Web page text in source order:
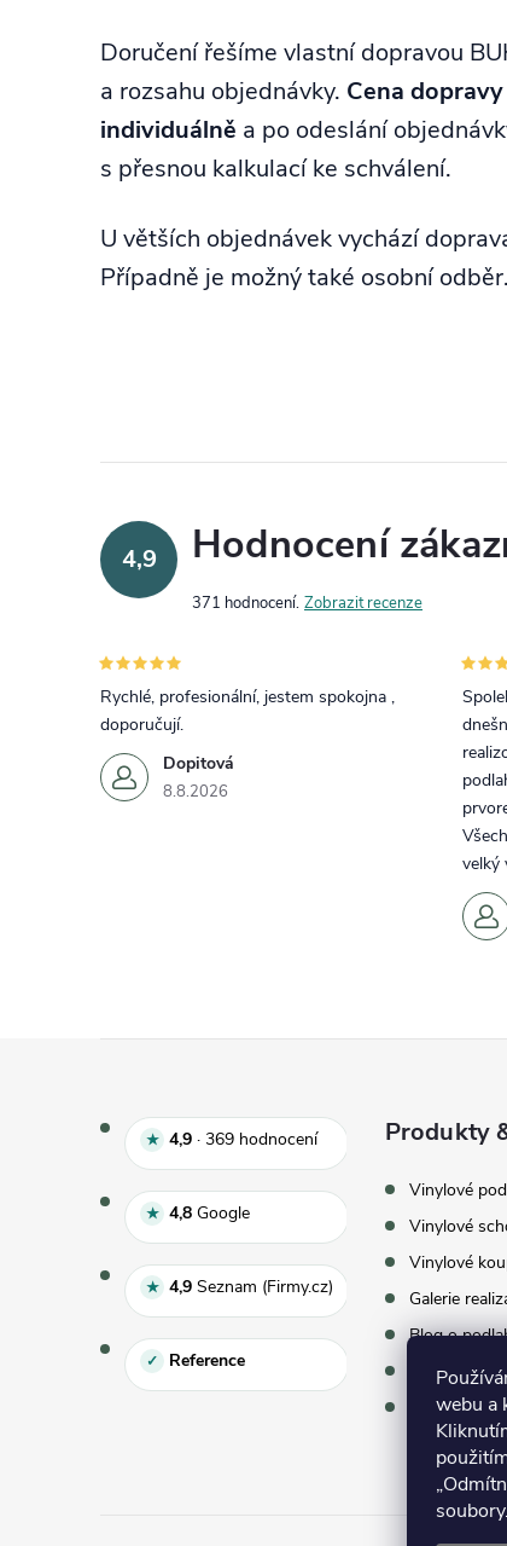
webu a
Doručení řešíme vlastní dopravou
a rozsahu objednávky. Cena
individuálně a po odeslání
s přesnou kalkulací ke schválení.
U větších objednávek vychází
Případně je možný také osobní odběr.
4,9 Hodnocení
371 hodnocení Zobrazit recenze
Dopitová
8.8.2026
Rychlé, profesionální, jestem spokojna ,
doporučují.
velký
★ 4,9 · 369 hodnoceníHodnocení e‑shopu 4,9
★ 4,8 GoogleHodnocení Google 4,8 z 5
★ 4,9 Seznam (Firmy.cz) Hodnocení Seznam 4,9
✓ Reference
Produkty
Vinylové
Vinylové
Vinylové
Galerie
Blog o
Vzorky
Virtuální